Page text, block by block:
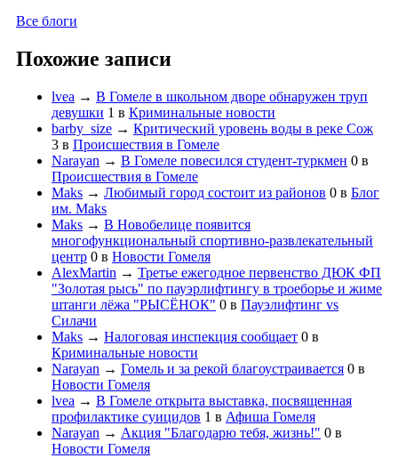
Все блоги
Похожие записи
lvea → В Гомеле в школьном дворе обнаружен труп
девушки 1 в Криминальные новости
barby_size → Критический уровень воды в реке Сож
3 в Происшествия в Гомеле
Narayan → В Гомеле повесился студент-туркмен 0 в
Происшествия в Гомеле
Maks → Любимый город состоит из районов 0 в Блог
им. Maks
Maks → В Новобелице появится
многофункциональный спортивно-развлекательный
центр 0 в Новости Гомеля
AlexMartin → Третье ежегодное первенство ДЮК ФП
"Золотая рысь" по пауэрлифтингу в троеборье и жиме
штанги лёжа "РЫСЁНОК" 0 в Пауэлифтинг vs
Силачи
Maks → Налоговая инспекция сообщает 0 в
Криминальные новости
Narayan → Гомель и за рекой благоустраивается 0 в
Новости Гомеля
lvea → В Гомеле открыта выставка, посвященная
профилактике суицидов 1 в Афиша Гомеля
Narayan → Акция "Благодарю тебя, жизнь!" 0 в
Новости Гомеля